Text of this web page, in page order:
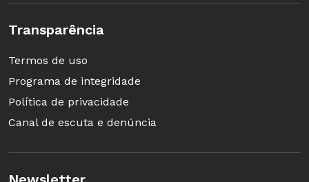
Transparência
Termos de uso
Programa de integridade
Política de privacidade
Canal de escuta e denúncia